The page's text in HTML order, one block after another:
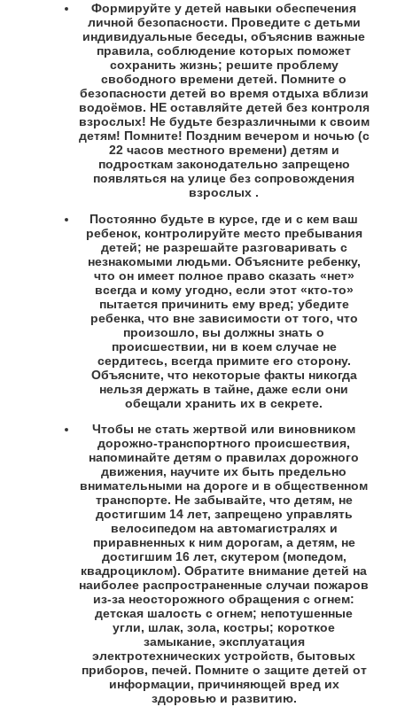
Формируйте у детей навыки обеспечения
личной безопасности. Проведите с детьми
индивидуальные беседы, объяснив важные
правила, соблюдение которых поможет
сохранить жизнь; решите проблему
свободного времени детей. Помните о
безопасности детей во время отдыха вблизи
водоёмов. НЕ оставляйте детей без контроля
взрослых! Не будьте безразличными к своим
детям! Помните! Поздним вечером и ночью (с
22 часов местного времени) детям и
подросткам законодательно запрещено
появляться на улице без сопровождения
взрослых .
Постоянно будьте в курсе, где и с кем ваш
ребенок, контролируйте место пребывания
детей; не разрешайте разговаривать с
незнакомыми людьми. Объясните ребенку,
что он имеет полное право сказать «нет»
всегда и кому угодно, если этот «кто-то»
пытается причинить ему вред; убедите
ребенка, что вне зависимости от того, что
произошло, вы должны знать о
происшествии, ни в коем случае не
сердитесь, всегда примите его сторону.
Объясните, что некоторые факты никогда
нельзя держать в тайне, даже если они
обещали хранить их в секрете.
Чтобы не стать жертвой или виновником
дорожно-транспортного происшествия,
напоминайте детям о правилах дорожного
движения, научите их быть предельно
внимательными на дороге и в общественном
транспорте. Не забывайте, что детям, не
достигшим 14 лет, запрещено управлять
велосипедом на автомагистралях и
приравненных к ним дорогам, а детям, не
достигшим 16 лет, скутером (мопедом,
квадроциклом). Обратите внимание детей на
наиболее распространенные случаи пожаров
из-за неосторожного обращения с огнем:
детская шалость с огнем; непотушенные
угли, шлак, зола, костры; короткое
замыкание, эксплуатация
электротехнических устройств, бытовых
приборов, печей. Помните о защите детей от
информации, причиняющей вред их
здоровью и развитию.